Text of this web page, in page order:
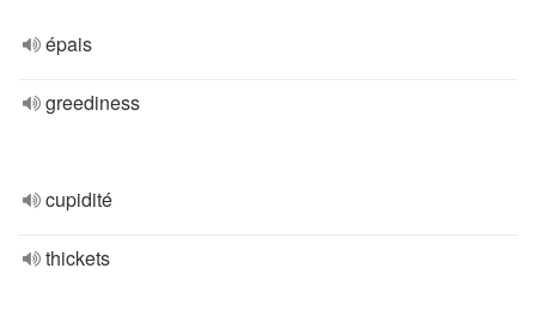
épais
greediness
cupidité
thickets